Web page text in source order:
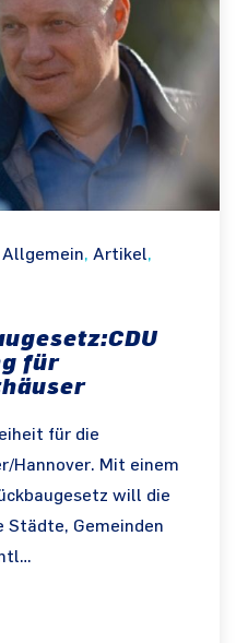
Allgemein, Artikel,
für
für die
Hannover. Mit einem
will die
Städte, Gemeinden